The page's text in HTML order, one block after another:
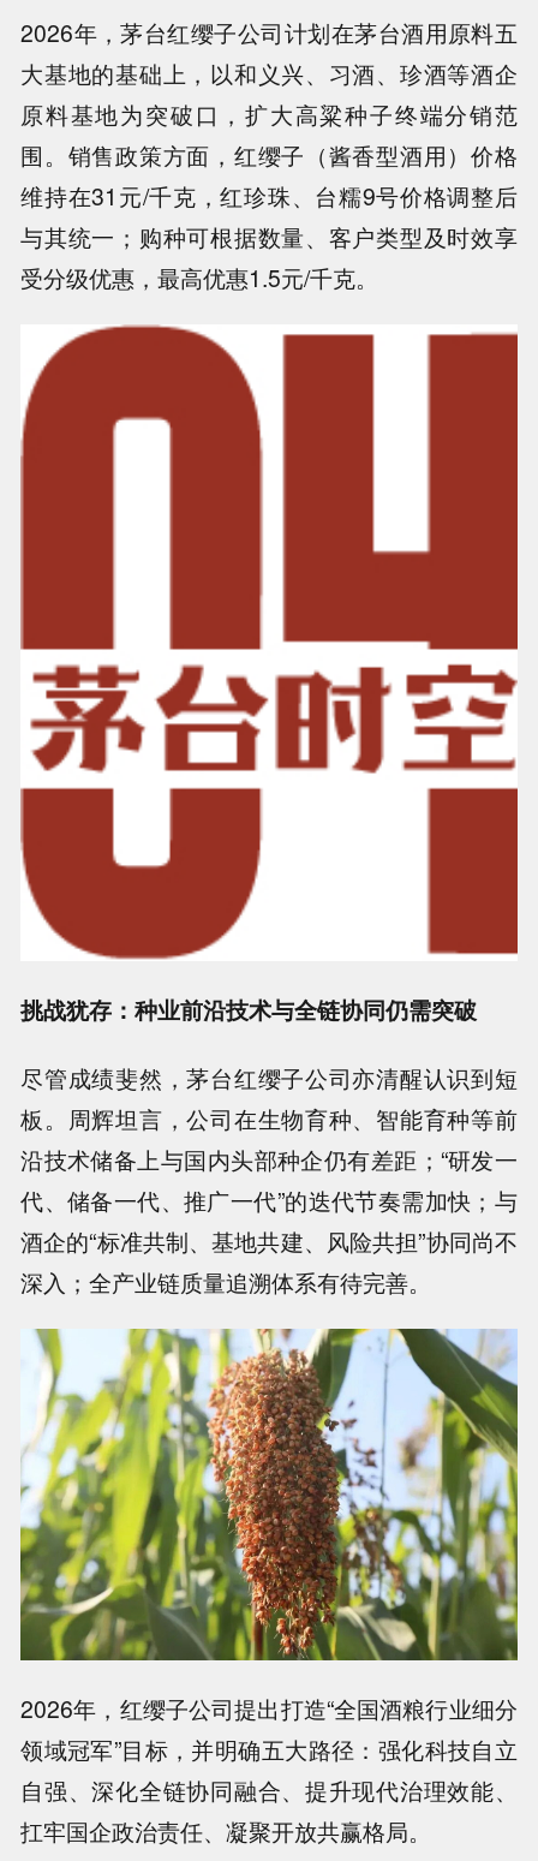
2026年，茅台红缨子公司计划在茅台酒用原料五
大基地的基础上，以和义兴、习酒、珍酒等酒企
原料基地为突破口，扩大高粱种子终端分销范
围。销售政策方面，红缨子（酱香型酒用）价格
维持在31元/千克，红珍珠、台糯9号价格调整后
与其统一；购种可根据数量、客户类型及时效享
受分级优惠，最高优惠1.5元/千克。
挑战犹存：种业前沿技术与全链协同仍需突破
尽管成绩斐然，茅台红缨子公司亦清醒认识到短
板。周辉坦言，公司在生物育种、智能育种等前
沿技术储备上与国内头部种企仍有差距；“研发一
代、储备一代、推广一代”的迭代节奏需加快；与
酒企的“标准共制、基地共建、风险共担”协同尚不
深入；全产业链质量追溯体系有待完善。
2026年，红缨子公司提出打造“全国酒粮行业细分
领域冠军”目标，并明确五大路径：强化科技自立
自强、深化全链协同融合、提升现代治理效能、
扛牢国企政治责任、凝聚开放共赢格局。